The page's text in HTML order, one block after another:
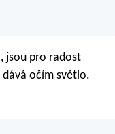
jsou pro radost
očím světlo.